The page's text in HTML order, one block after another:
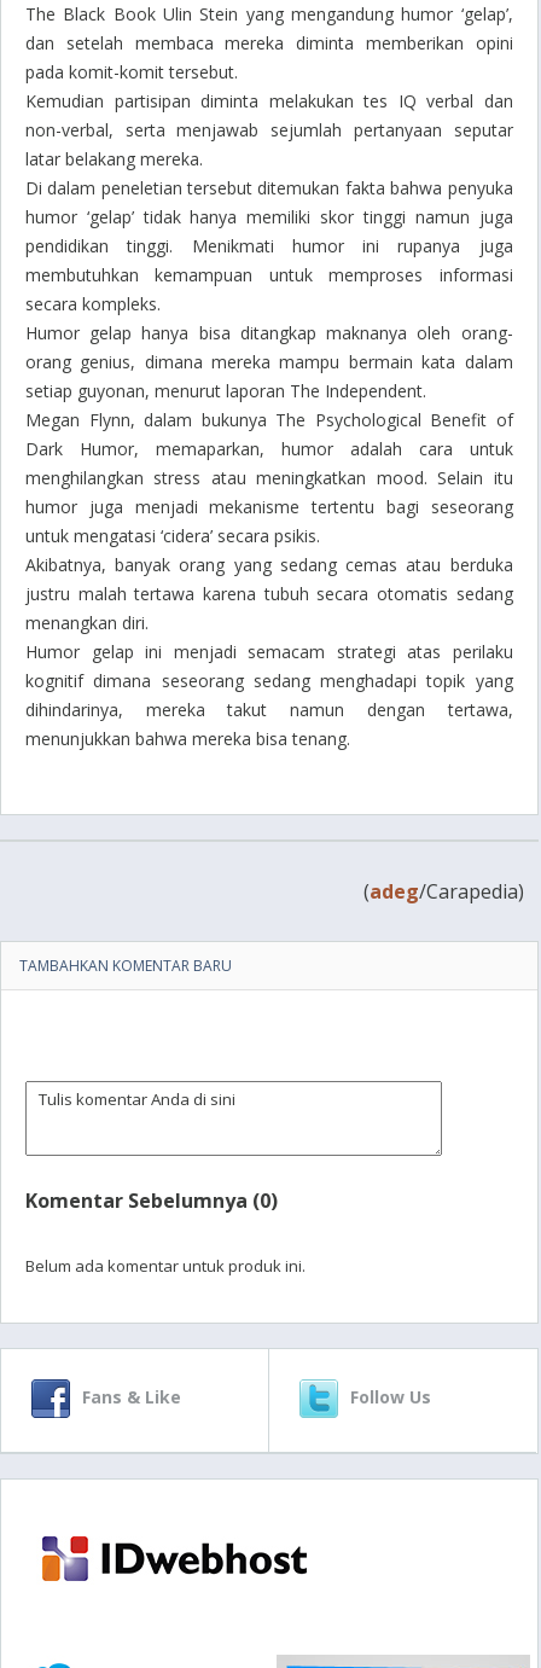
The Black Book Ulin Stein yang mengandung humor ‘gelap’,
dan setelah membaca mereka diminta memberikan opini
pada komit-komit tersebut.
Kemudian partisipan diminta melakukan tes IQ verbal dan
non-verbal, serta menjawab sejumlah pertanyaan seputar
latar belakang mereka.
Di dalam peneletian tersebut ditemukan fakta bahwa penyuka
humor ‘gelap’ tidak hanya memiliki skor tinggi namun juga
pendidikan tinggi. Menikmati humor ini rupanya juga
membutuhkan kemampuan untuk memproses informasi
secara kompleks.
Humor gelap hanya bisa ditangkap maknanya oleh orang-
orang genius, dimana mereka mampu bermain kata dalam
setiap guyonan, menurut laporan The Independent.
Megan Flynn, dalam bukunya The Psychological Benefit of
Dark Humor, memaparkan, humor adalah cara untuk
menghilangkan stress atau meningkatkan mood. Selain itu
humor juga menjadi mekanisme tertentu bagi seseorang
untuk mengatasi ‘cidera’ secara psikis.
Akibatnya, banyak orang yang sedang cemas atau berduka
justru malah tertawa karena tubuh secara otomatis sedang
menangkan diri.
Humor gelap ini menjadi semacam strategi atas perilaku
kognitif dimana seseorang sedang menghadapi topik yang
dihindarinya, mereka takut namun dengan tertawa,
menunjukkan bahwa mereka bisa tenang.
(adeg/Carapedia)
TAMBAHKAN KOMENTAR BARU
Komentar Sebelumnya (0)
Belum ada komentar untuk produk ini.
Fans & Like Follow Us